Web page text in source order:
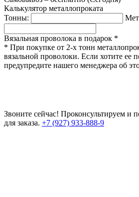
Калькулятор металлопроката
Тонны:
Вязальная проволока в подарок *
* При покупке от 2-х тонн
вязальной проволоки. Если хотите ее
предупредите нашего менеджера об
Звоните сейчас! Проконсультируем и
для заказа. +7 (927) 933-888-9